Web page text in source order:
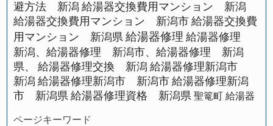
避方法 新潟 給湯器交換費用マンション 新潟
給湯器交換費用マンション 新潟市 給湯器交換費
用マンション 新潟県 給湯器修理 給湯器修理
新潟、給湯器修理 新潟市、給湯器修理 新潟
県、
給湯器修理交換 新潟 給湯器修理新潟市
新潟 給湯器修理新潟市 新潟市 給湯器修理新潟
市 新潟県 給湯器修理資格 新潟県 聖篭町 給湯器
ページキーワード